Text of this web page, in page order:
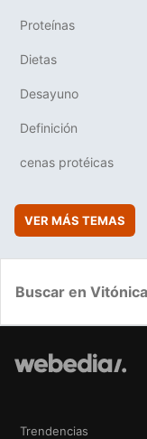
Proteínas
Dietas
Desayuno
Definición
cenas protéicas
VER MÁS TEMAS
Trendencias